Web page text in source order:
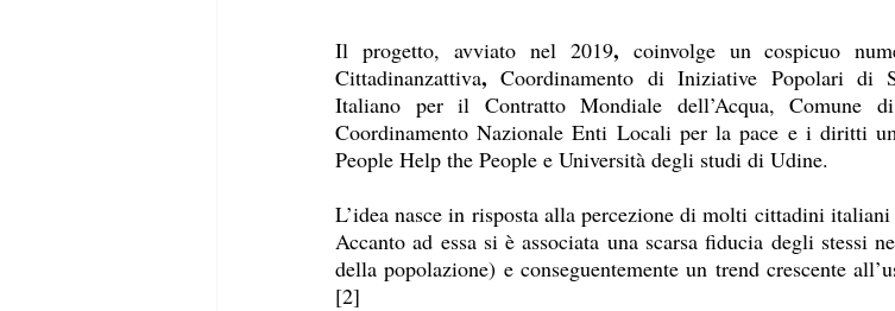
Il progetto, avviato nel 2019, coinvolge un cospicuo
Cittadinanzattiva, Coordinamento di Iniziative Popolari di
Italiano per il Contratto Mondiale dell’Acqua, Comune di
Coordinamento Nazionale Enti Locali per la pace e i diritti
People Help the People e Università degli studi di Udine.
L’idea nasce in risposta alla percezione di molti cittadini
Accanto ad essa si è associata una scarsa fiducia degli stessi
della popolazione) e conseguentemente un trend crescente
[2]